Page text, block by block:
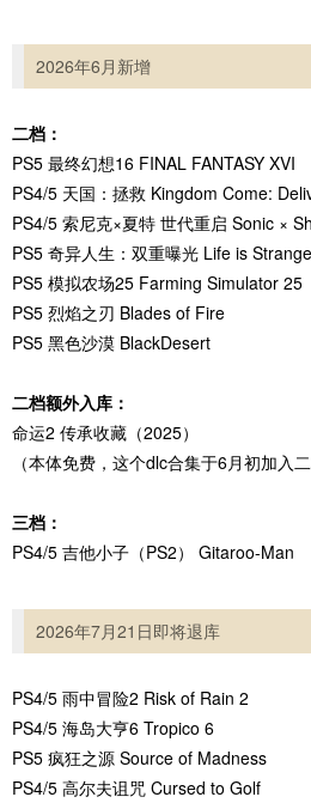
2026年6月新增
二档：
PS5 最终幻想16 FINAL FANTASY XVI
PS4/5 天国：拯救 Kingdom Come:
PS4/5 索尼克×夏特 世代重启 Sonic ×
PS5 奇异人生：双重曝光 Life is
PS5 模拟农场25 Farming Simulator 25
PS5 烈焰之刃 Blades of Fire
PS5 黑色沙漠 BlackDesert
二档额外入库：
命运2 传承收藏（2025）
（本体免费，这个dlc合集于6月初加入二
三档：
PS4/5 吉他小子（PS2） Gitaroo-Man
2026年7月21日即将退库
PS4/5 雨中冒险2 Risk of Rain 2
PS4/5 海岛大亨6 Tropico 6
PS5 疯狂之源 Source of Madness
PS4/5 高尔夫诅咒 Cursed to Golf